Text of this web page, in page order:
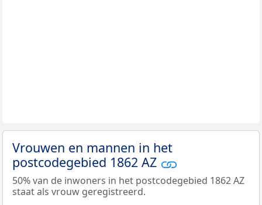
Vrouwen en mannen in het
postcodegebied 1862 AZ
50% van de inwoners in het postcodegebied 1862 AZ
staat als vrouw geregistreerd.